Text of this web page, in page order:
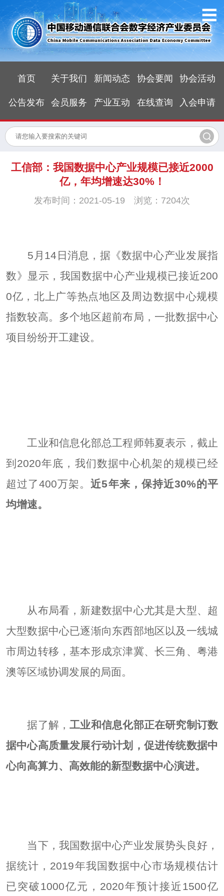
首页 关于我们 新闻动态 协会要闻 协会活动
公告发布 会员服务 产业互动 在线查询 入会申请
工信部：我国数据中心产业规模已接近2000
亿，年均增速达30%！
发布时间：2021-05-19 浏览：7204次
5月14日消息，据《数据中心产业发展指
数》显示，我国数据中心产业规模已接近200
0亿，北上广等热点地区及周边数据中心规模
指数较高。多个地区超前布局，一批数据中心
项目纷纷开工建设。
工业和信息化部总工程师韩夏表示，截止
到2020年底，我们数据中心机架的规模已经
超过了400万架。近5年来，保持近30%的平
均增速。
从布局看，新建数据中心尤其是大型、超
大型数据中心已逐渐向东西部地区以及一线城
市周边转移，基本形成京津冀、长三角、粤港
澳等区域协调发展的局面。
据了解，工业和信息化部正在研究制订数
据中心高质量发展行动计划，促进传统数据中
心向高算力、高效能的新型数据中心演进。
当下，我国数据中心产业发展势头良好，
据统计，2019年我国数据中心市场规模估计
已突破1000亿元，2020年预计接近1500亿